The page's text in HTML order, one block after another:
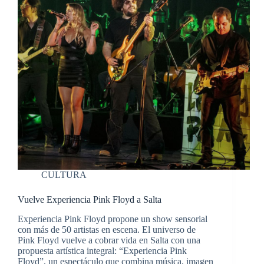
CULTURA
Vuelve Experiencia Pink Floyd a Salta
Experiencia Pink Floyd propone un show sensorial
con más de 50 artistas en escena. El universo de
Pink Floyd vuelve a cobrar vida en Salta con una
propuesta artística integral: “Experiencia Pink
Floyd”, un espectáculo que combina música, imagen